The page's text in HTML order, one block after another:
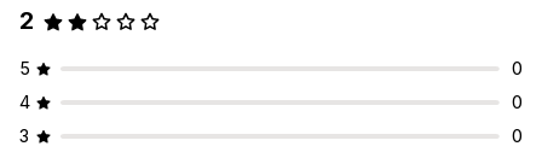
2
5
0
4
0
3
0